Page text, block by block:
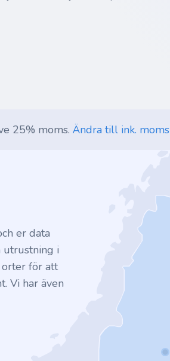
25% moms. Ändra till ink. moms
er data
utrustning i
orter för att
Vi har även